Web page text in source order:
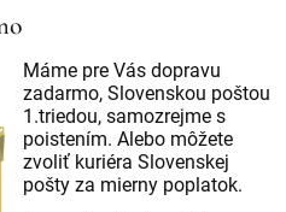
Máme pre Vás dopravu
zadarmo, Slovenskou poštou
1.triedou, samozrejme s
poistením. Alebo môžete
zvoliť kuriéra Slovenskej
pošty za mierny poplatok.